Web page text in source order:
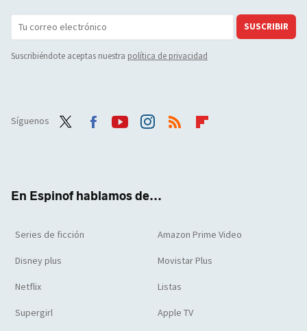
SUSCRIBIR
Suscribiéndote aceptas nuestra política de privacidad
Síguenos
En Espinof hablamos de...
Series de ficción Amazon Prime Video
Disney plus Movistar Plus
Netflix Listas
Supergirl Apple TV